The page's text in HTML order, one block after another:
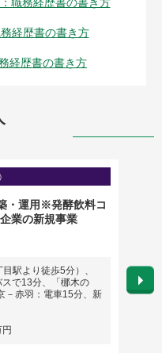
経歴書の書き方
経歴書の書き方
・運用※発酵飲料コ
業の新規事業
駅より徒歩5分）、
で13分、「梛木の
赤羽：電車15分、新
勤務
英語
給 与